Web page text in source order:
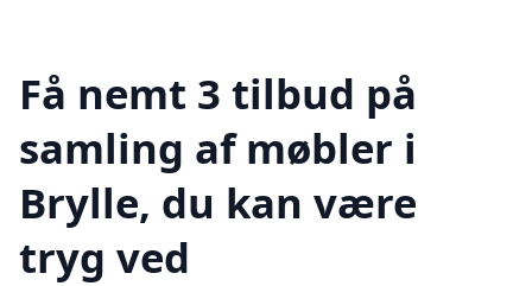
Få nemt 3 tilbud på
samling af møbler i
Brylle, du kan være
tryg ved